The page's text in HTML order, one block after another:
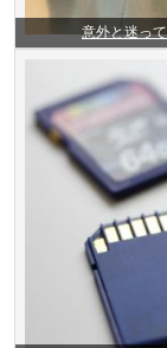
意外と迷っ